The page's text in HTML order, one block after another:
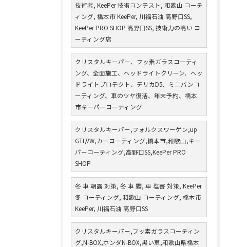
技術者, KeePer 技術コンテスト, 和歌山 コーテ
ィング, 橋本市 KeePer, 川福石油 高野口SS,
KeePer PRO SHOP 高野口SS, 技術力の高い コ
ーティング店
クリスタルキーパー、フッ素ガラスコーティ
ング、全面施工、ヘッドライトクリーン、ヘッ
ドライトプロテクト、デリカD5、ミニバンコ
ーティング、車のツヤ復活、年末予約、橋本
市キーパーコーティング
クリスタルキーパー,フォルクスワーゲン,up
GTI,VW,カーコーティング,橋本市,和歌山,キー
パーコーティング,高野口SS,KeePer PRO
SHOP
冬 車 朝露 対策, 冬 車 霜, 車 塩害 対策, KeePer
冬 コーティング, 和歌山 コーティング, 橋本市
KeePer, 川福石油 高野口SS
クリスタルキーパー,フッ素ガラスコーティン
グ,N-BOX,ホンダN-BOX,黒い車,和歌山県橋本